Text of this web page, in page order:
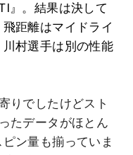
』。結果は決して
距離はマイドライ
村選手は別の性能
りでしたけどスト
たデータがほとん
ン量も揃っていま